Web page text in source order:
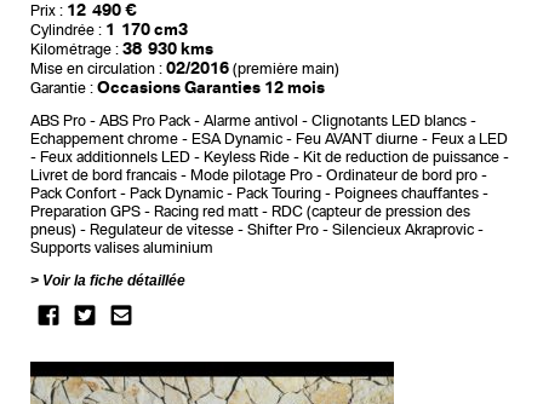
Prix : 12 490 €
Cylindrée : 1 170 cm3
Kilométrage : 38 930 kms
Mise en circulation : 02/2016 (première main)
Garantie : Occasions Garanties 12 mois
ABS Pro ABS Pro Pack Alarme antivol
Clignotants LED blancs
Echappement chrome
ESA Dynamic Feu AVANT diurne
Feux a LED
Feux additionnels LED
Keyless Ride
Kit de reduction de puissance
Livret de bord francais
Mode pilotage Pro
Ordinateur de bord pro
Pack Confort
Pack Dynamic Pack Touring
Poignees chauffantes
Preparation GPS
Racing red matt
RDC (capteur de pression des
pneus)
Regulateur de vitesse Shifter Pro
Silencieux Akraprovic
Supports valises aluminium
Voir la fiche détaillée